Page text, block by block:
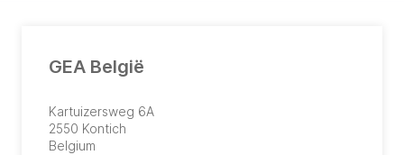
GEA België
Kartuizersweg 6A
2550 Kontich
Belgium